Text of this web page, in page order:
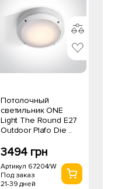
Потолочный
светильник ONE
Light The Round E27
Outdoor Plafo Die ..
3494 грн
Артикул 67204/W
Под заказ
21-39 дней